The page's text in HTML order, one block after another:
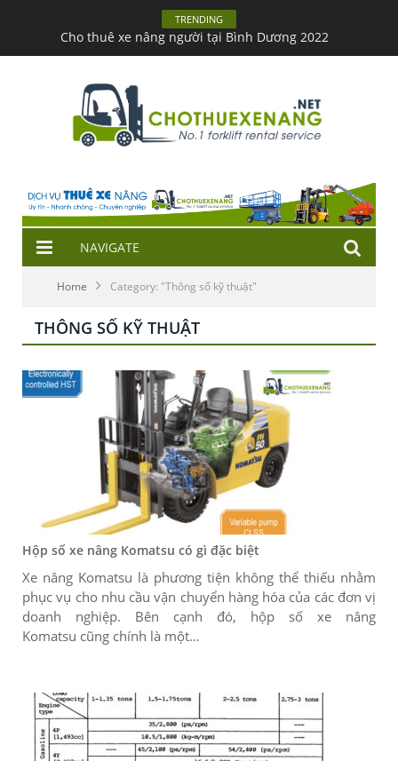
TRENDING
Cho thuê xe nâng người tại Bình Dương 2022
NAVIGATE
Home Category: "Thông số kỹ thuật"
THÔNG SỐ KỸ THUẬT
Hộp số xe nâng Komatsu có gì đặc biệt
Xe nâng Komatsu là phương tiện không thể thiếu nhằm
phục vụ cho nhu cầu vận chuyển hàng hóa của các đơn vị
doanh nghiệp. Bên cạnh đó, hộp số xe nâng
Komatsu cũng chính là một…